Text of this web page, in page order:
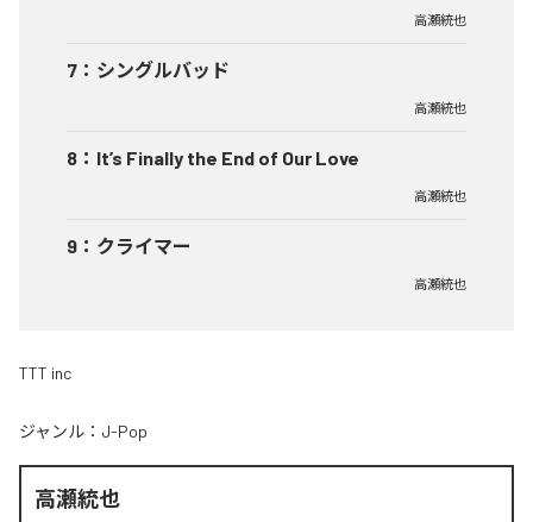
高瀬統也
7 ： シングルバッド
高瀬統也
8 ： It’s Finally the End of Our Love
高瀬統也
9 ： クライマー
高瀬統也
TTT inc
ジャンル： J-Pop
高瀬統也